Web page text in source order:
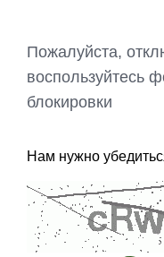
Пожалуйста,
воспользуйтесь
блокировки
Нам нужно